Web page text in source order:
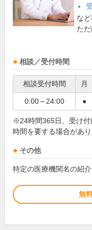
な
ただ
相談／受付時間
相談受付時間 月
0:00～24:00 ●
※24時間365日、受け付
時間を要する場合があり
その他
特定の医療機関名の紹
無